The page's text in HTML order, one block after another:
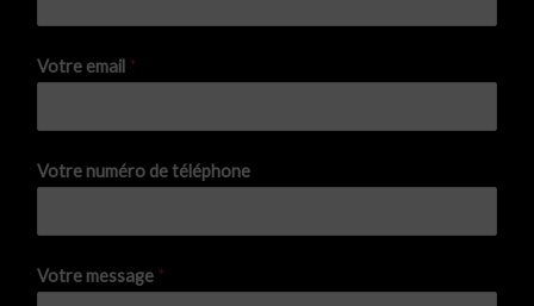
Votre email *
Votre numéro de téléphone
Votre message *